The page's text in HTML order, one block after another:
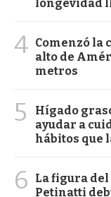
longevidad
4 Comenzó la
alto de
metros
5
Hígado
ayudar a
hábitos que
6
La figura del
Petinatti